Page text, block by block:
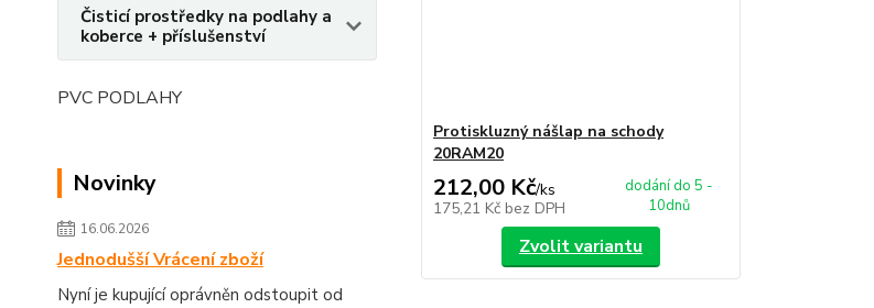
Čisticí prostředky na podlahy a
koberce + příslušenství
PVC PODLAHY
Novinky
16.06.2026
Jednodušší Vrácení zboží
Nyní je kupující oprávněn odstoupit od
Protiskluzný nášlap na schody
20RAM20
212,00 Kč/ks
175,21 Kč bez DPH
dodání do 5 -
10dnů
Zvolit variantu